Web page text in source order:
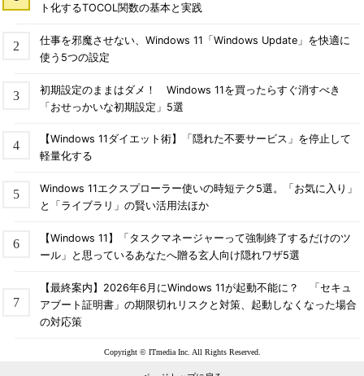
ト化するTOCOL関数の基本と実践
仕事を邪魔させない、Windows 11「Windows Update」を快適に
使う5つの設定
初期設定のままはダメ！ Windows 11を買ったらすぐ消すべき
「おせっかいな初期設定」5選
【Windows 11ダイエット術】「隠れた不要サービス」を停止して
軽量化する
Windows 11エクスプローラー使いの時短テク5選。「お気に入り」
と「ライブラリ」の賢い活用法ほか
【Windows 11】「タスクマネージャーって強制終了するだけのツ
ール」と思っているあなたへ贈る玄人向け隠れワザ5選
【最終案内】2026年6月にWindows 11が起動不能に？ 「セキュ
アブート証明書」の期限切れリスクと対策、起動しなくなった場合
の対応策
Copyright © ITmedia Inc. All Rights Reserved.